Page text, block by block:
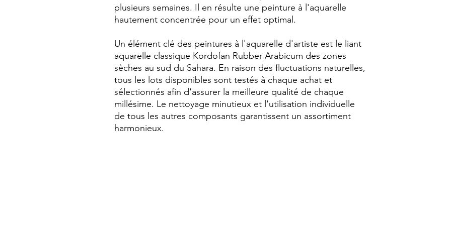
plusieurs semaines. Il en résulte une peinture à l'aquarelle
hautement concentrée pour un effet optimal.
Un élément clé des peintures à l'aquarelle d'artiste est le liant
aquarelle classique Kordofan Rubber Arabicum des zones
sèches au sud du Sahara. En raison des fluctuations naturelles,
tous les lots disponibles sont testés à chaque achat et
sélectionnés afin d'assurer la meilleure qualité de chaque
millésime. Le nettoyage minutieux et l'utilisation individuelle
de tous les autres composants garantissent un assortiment
harmonieux.